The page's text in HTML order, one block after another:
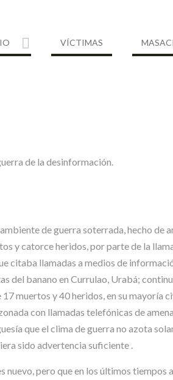
VÍCTIMAS
de la desinformación.
de guerra soterrada, hecho de
y catorce heridos, por parte de la
citaba llamadas a medios de
del banano en Currulao, Urabá;
muertos y 40 heridos, en su mayoría
con llamadas telefónicas de
que el clima de guerra no azota
sido advertencia suficiente .
pero que en los últimos tiempos